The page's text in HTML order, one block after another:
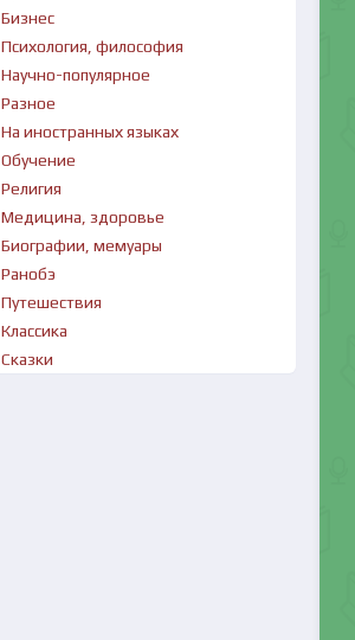
Бизнес
Психология, философия
Научно-популярное
Разное
На иностранных языках
Обучение
Религия
Медицина, здоровье
Биографии, мемуары
Ранобэ
Путешествия
Классика
Сказки